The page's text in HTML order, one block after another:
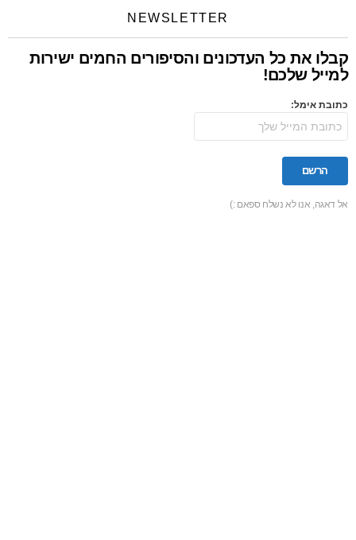
NEWSLETTER
קבלו את כל העדכונים והסיפורים החמים ישירות
למייל שלכם!
כתובת אימל:
אל דאגה, אנו לא נשלח ספאם :)